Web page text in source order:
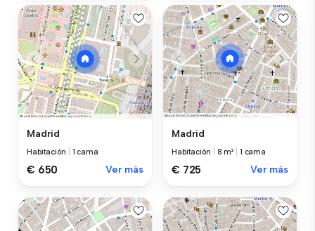
Madrid
Habitación 1 cama
€ 650 Ver más
Madrid
Habitación 8 m² 1 cama
€ 725 Ver más